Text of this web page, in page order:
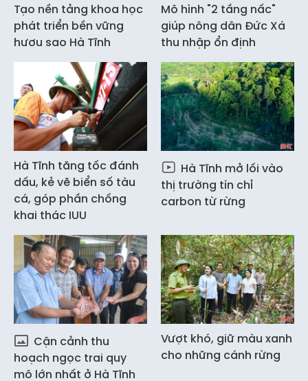
Tạo nền tảng khoa học
phát triển bền vững
hươu sao Hà Tĩnh
Mô hình "2 tầng nấc"
giúp nông dân Đức Xá
thu nhập ổn định
Hà Tĩnh tăng tốc đánh
dấu, kẻ vẽ biển số tàu
cá, góp phần chống
khai thác IUU
Hà Tĩnh mở lối vào
thị trường tín chỉ
carbon từ rừng
Cận cảnh thu
hoạch ngọc trai quy
mô lớn nhất ở Hà Tĩnh
Vượt khó, giữ màu xanh
cho những cánh rừng